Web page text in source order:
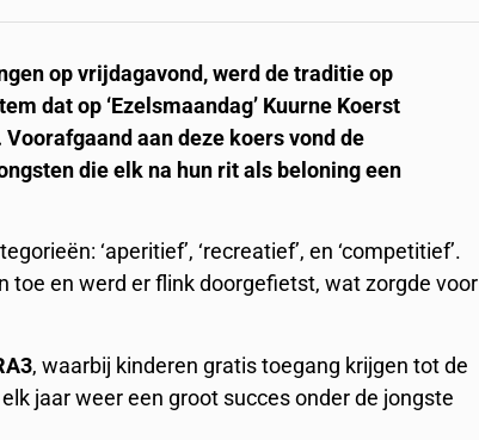
op vrijdagavond, werd de traditie op
dat op ‘Ezelsmaandag’ Kuurne Koerst
aan deze koers vond de
die elk na hun rit als beloning een
‘aperitief’, ‘recreatief’, en ‘competitief’.
toe en werd er flink doorgefietst, wat zorgde voor
, waarbij kinderen gratis toegang krijgen tot de
jaar weer een groot succes onder de jongste